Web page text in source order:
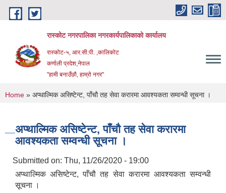
Skip to main content
रास्कोट नगरपालिका नगरकार्यपालिकाको कार्यालय
रास्कोट-५, आर.सी.पी. ,कालिकोट
कर्णाली प्रदेश,नेपाल
"हामी बनाउँछौ, हाम्रो नगर"
You are here
Home » अप्थाल्मिक असिष्टेन्ट, पाँचौ तह सेवा करारमा आवश्यकता सम्वन्धी सूचना ।
अप्थाल्मिक असिष्टेन्ट, पाँचौ तह सेवा करारमा
आवश्यकता सम्वन्धी सूचना ।
Submitted on: Thu, 11/26/2020 - 19:00
अप्थाल्मिक असिष्टेन्ट, पाँचौ तह सेवा करारमा आवश्यकता सम्वन्धी
सूचना ।